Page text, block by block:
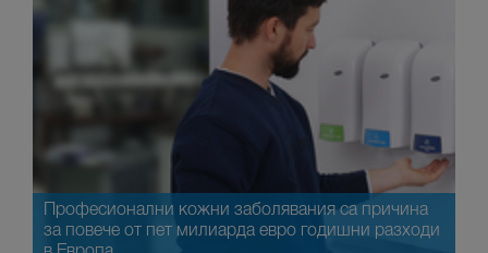
Професионални кожни заболявания са причина
за повече от пет милиарда евро годишни разходи